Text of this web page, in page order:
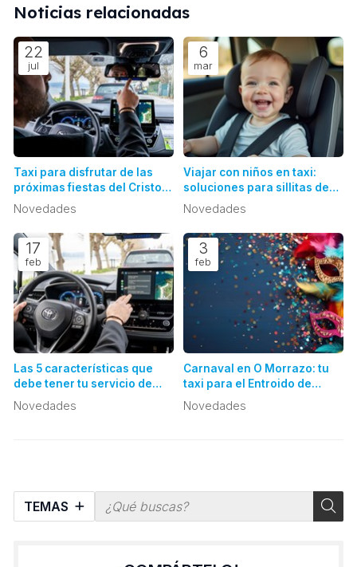
TEMAS
Noticias relacionadas
22
jul
Taxi para disfrutar de las
próximas fiestas del Cristo
de Cangas: evita colas y
vuelve a casa seguro
Novedades
6
mar
Viajar con niños en taxi:
soluciones para sillitas de
coche y seguridad
Novedades
17
feb
Las 5 características que
debe tener tu servicio de
taxi
Novedades
3
feb
Carnaval en O Morrazo: tu
taxi para el Entroido de
Marín y Cobres
Novedades